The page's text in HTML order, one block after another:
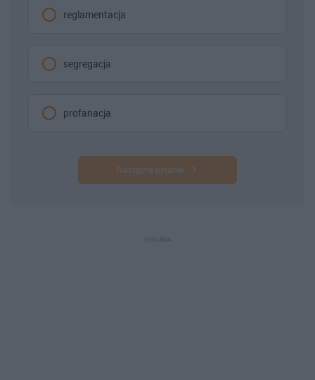
reglamentacja
segregacja
profanacja
Następne pytanie